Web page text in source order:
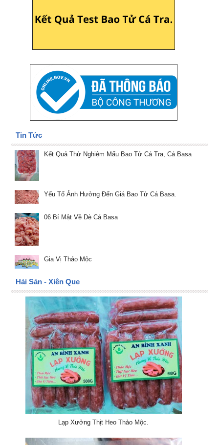
Tin Tức
Kết Quả Thử Nghiệm Mẩu Bao Tử Cá Tra, Cá Basa
Yếu Tố Ảnh Hưởng Đến Giá Bao Tử Cá Basa.
06 Bí Mật Về Dè Cá Basa
Gia Vị Thảo Mộc
Hải Sản - Xiên Que
Lạp Xưởng Thịt Heo Thảo Mộc.